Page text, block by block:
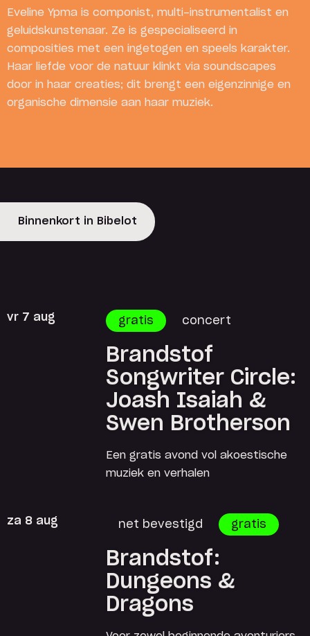
Eveline Ypma is componist, multi-instrumentalist en
geluidskunstenaar. Ze is gespecialiseerd in
composities met een ingetogen en speels karakter.
Haar liefde voor de natuur klinkt via soundscapes
door in haar creaties; dit brengt een eigenzinnige en
organische dimensie aan haar muziek.
Binnenkort in Bibelot
vr 7 aug gratis concert
Brandstof
Songwriter Circle:
Joash Isaiah &
Swen Brotherson
Een gratis avond vol akoestische
muziek en verhalen
za 8 aug net bevestigd gratis
Brandstof:
Dungeons &
Dragons